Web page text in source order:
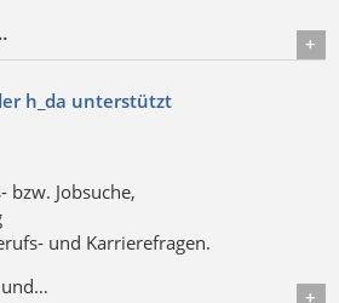
h_da unterstützt
bzw. Jobsuche,
und Karrierefragen.
und…